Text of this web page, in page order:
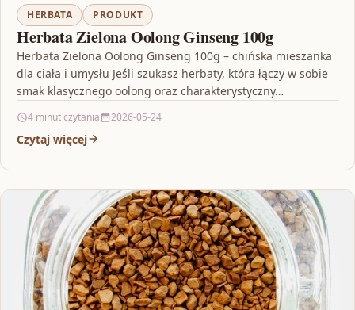
HERBATA PRODUKT
Herbata Zielona Oolong Ginseng 100g
Herbata Zielona Oolong Ginseng 100g – chińska mieszanka
dla ciała i umysłu Jeśli szukasz herbaty, która łączy w sobie
smak klasycznego oolong oraz charakterystyczny…
4 minut czytania 2026-05-24
Czytaj więcej